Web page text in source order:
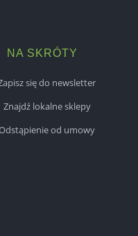
NA SKRÓTY
się do newsletter
Znajdź lokalne sklepy
od umowy